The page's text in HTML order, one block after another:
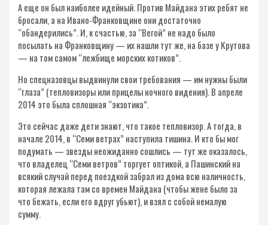
А еще он был наиболее идейный. Против Майдана этих ребят не
бросали, а на Ивано-Франковщине они достаточно
“обандерились”. И, к счастью, за “Вегой” не надо было
посылать на Франковщину — их нашли тут же, на базе у Крутова
— на том самом “лежбище морских котиков”.
Но спецназовцы выдвинули свои требования — им нужны были
“глаза” (тепловизоры или прицелы ночного видения). В апреле
2014 это была сплошная “экзотика”.
Это сейчас даже дети знают, что такое тепловизор. А тогда, в
начале 2014, в “Семи ветрах” наступила тишина. И кто бы мог
подумать — звезды неожиданно сошлись — тут же оказалось,
что владелец “Семи ветров” торгует оптикой, а Пашинский на
всякий случай перед поездкой забрал из дома всю наличность,
которая лежала там со времен Майдана (чтобы жене было за
что бежать, если его вдруг убьют), и взял с собой немалую
сумму.